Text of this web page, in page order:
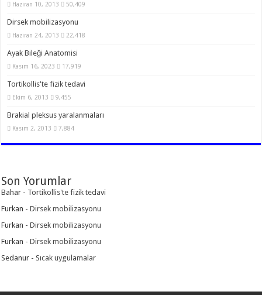
Haziran 10, 2013 50,409
Dirsek mobilizasyonu
Haziran 24, 2013 22,418
Ayak Bileği Anatomisi
Kasım 16, 2023 17,919
Tortikollis'te fizik tedavi
Ekim 6, 2013 9,455
Brakial pleksus yaralanmaları
Kasım 2, 2013 7,884
Son Yorumlar
Bahar - Tortikollis'te fizik tedavi
Furkan -Dirsek mobilizasyonu
Furkan -Dirsek mobilizasyonu
Furkan -Dirsek mobilizasyonu
Sedanur -Sıcak uygulamalar